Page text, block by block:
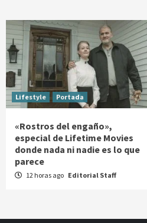
Lifestyle Portada
«Rostros del engaño»,
especial de Lifetime Movies
donde nada ni nadie es lo que
parece
12 horas ago Editorial Staff